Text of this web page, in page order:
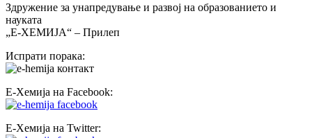
Здружение за унапредување и развој на образованието и
науката
„Е-ХЕМИЈА“ – Прилеп
Испрати порака:
Е-Хемија на Facebook:
Е-Хемија на Twitter: